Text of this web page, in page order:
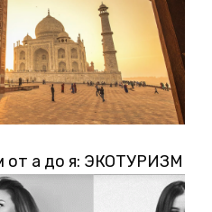
от а до я: ЭКОТУРИЗМ